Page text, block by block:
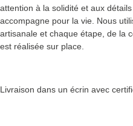
attention à la solidité et aux
accompagne pour la vie. Nous
artisanale et chaque étape, de la
est réalisée sur place.
Livraison dans un écrin avec